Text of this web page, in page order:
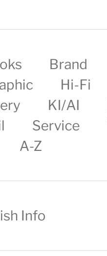
Brand
Hi-Fi
KI/AI
Service
A-Z
Info